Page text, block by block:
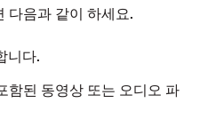
다음과 같이 하세요.
니다.
함된 동영상 또는 오디오 파